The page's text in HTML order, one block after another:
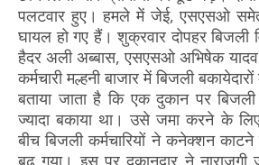
पलटवार हुए। हमले में जेई, एसएसओ समेत
घायल हो गए हैं। शुक्रवार दोपहर बिजली
हैदर अली अब्बास, एसएसओ अभिषेक
कर्मचारी मल्हनी बाजार में बिजली
बताया जाता है कि एक दुकान पर बिजली
ज्यादा बकाया था। उसे जमा करने के
बीच बिजली कर्मचारियों ने कनेक्शन काटने
बढ़ गया। इस पर दुकानदार ने नाराजगी